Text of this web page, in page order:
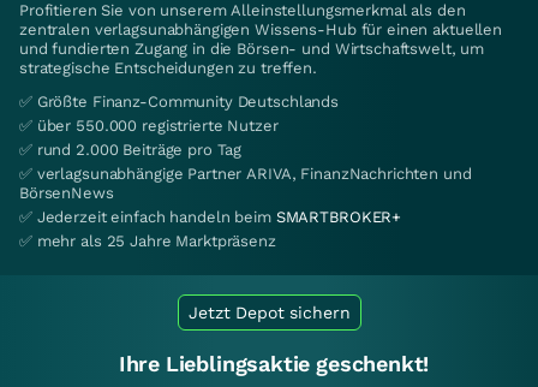
Profitieren Sie von unserem Alleinstellungsmerkmal als den
zentralen verlagsunabhängigen Wissens-Hub für einen aktuellen
und fundierten Zugang in die Börsen- und Wirtschaftswelt, um
strategische Entscheidungen zu treffen.
✅ Größte Finanz-Community Deutschlands
✅ über 550.000 registrierte Nutzer
✅ rund 2.000 Beiträge pro Tag
✅ verlagsunabhängige Partner ARIVA, FinanzNachrichten und
BörsenNews
✅ Jederzeit einfach handeln beim SMARTBROKER+
✅ mehr als 25 Jahre Marktpräsenz
Jetzt Depot sichern
Ihre Lieblingsaktie geschenkt!